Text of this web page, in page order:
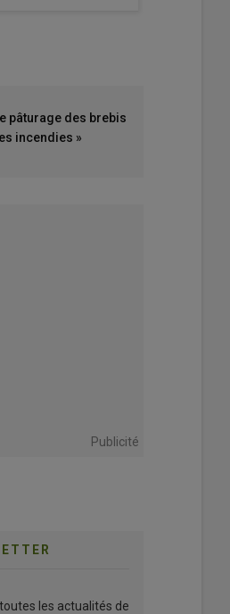
pâturage des brebis
incendies »
Publicité
les actualités de